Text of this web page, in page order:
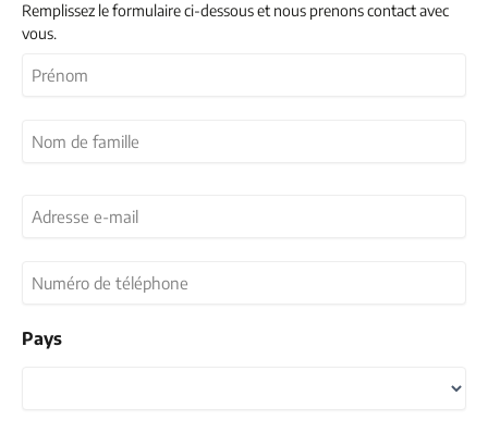
Remplissez le formulaire ci-dessous et nous prenons contact avec
vous.
Adresse
e-
Numéro
de
Pays